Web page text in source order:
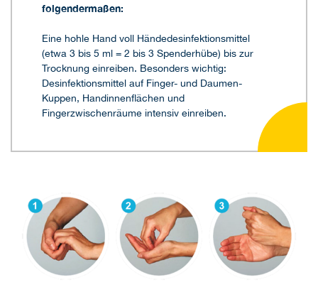
folgendermaßen:
Eine hohle Hand voll Händedesinfektionsmittel
(etwa 3 bis 5 ml = 2 bis 3 Spenderhübe) bis zur
Trocknung einreiben. Besonders wichtig:
Desinfektionsmittel auf Finger- und Daumen-
Kuppen, Handinnenflächen und
Fingerzwischenräume intensiv einreiben.